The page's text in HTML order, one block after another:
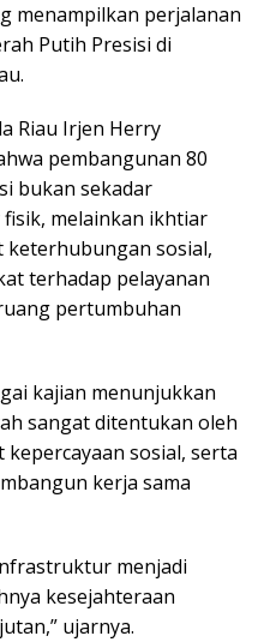
menampilkan perjalanan
Putih Presisi di
Riau Irjen Herry
pembangunan 80
bukan sekadar
melainkan ikhtiar
sosial,
terhadap pelayanan
pertumbuhan
kajian menunjukkan
sangat ditentukan oleh
sosial, serta
kerja sama
menjadi
kesejahteraan
ujarnya.